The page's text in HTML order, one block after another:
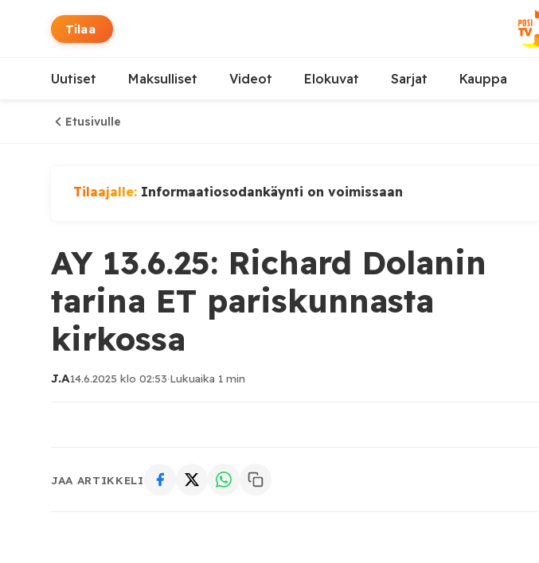
Tilaa
Uutiset Maksulliset Videot Elokuvat Sarjat Kauppa
Etusivulle
Tilaajalle: Informaatiosodankäynti on voimissaan
AY 13.6.25: Richard Dolanin
tarina ET pariskunnasta
kirkossa
J.A14.6.2025 klo 02:53·Lukuaika 1 min
JAA ARTIKKELI